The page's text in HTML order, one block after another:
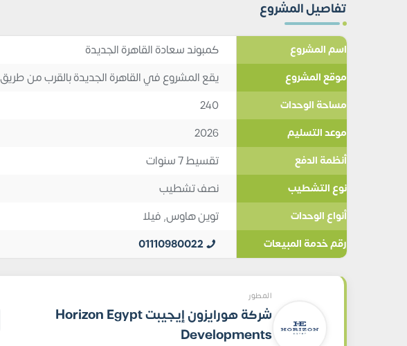
تفاصيل المشروع
اسم المشروع كمبوند سعادة القاهرة الجديدة
موقع المشروع يقع المشروع في القاهرة الجديدة بالقرب من
مساحة الوحدات 240
موعد التسليم 2026
أنظمة الدفع تقسيط 7 سنوات
نوع التشطيب نصف تشطيب
أنواع الوحدات توين هاوس,فيلا
رقم خدمة المبيعات 01110980022
المطور
شركة هورايزون إيجيبت Horizon Egypt
Developments